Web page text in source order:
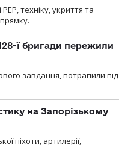
техніку, укриття та
ї бригади пережили
завдання, потрапили під
на Запорізькому
піхоти, артилерії,